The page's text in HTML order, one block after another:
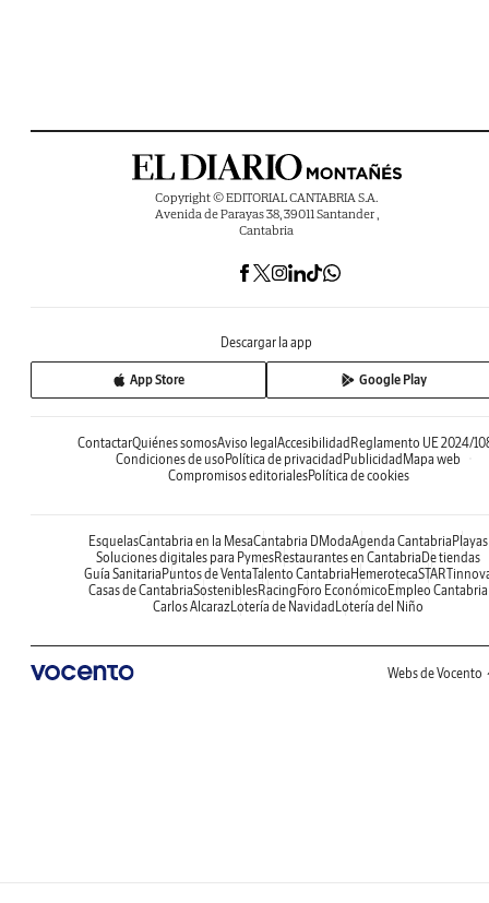
Copyright © EDITORIAL CANTABRIA S.A.
Avenida de Parayas 38, 39011 Santander ,
Cantabria
Descargar la app
App Store Google Play
ContactarQuiénes somosAviso legalAccesibilidadReglamento UE 2024/
Condiciones de usoPolítica de privacidadPublicidadMapa web
Compromisos editorialesPolítica de cookies
EsquelasCantabria en la MesaCantabria DModaAgenda CantabriaPlayas
Soluciones digitales para PymesRestaurantes en CantabriaDe tiendas
Guía SanitariaPuntos de VentaTalento CantabriaHemeroteca
Casas de CantabriaSosteniblesRacingForo EconómicoEmpleo Cantabria
Carlos AlcarazLotería de NavidadLotería del Niño
Webs de Vocento